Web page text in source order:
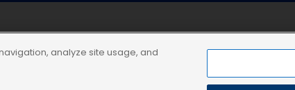
analyze site usage, and